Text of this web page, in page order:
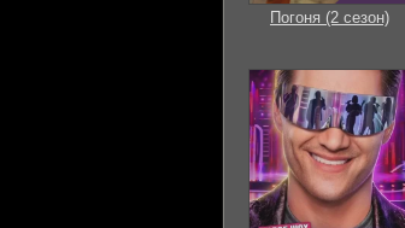
Погоня (2 сезон)